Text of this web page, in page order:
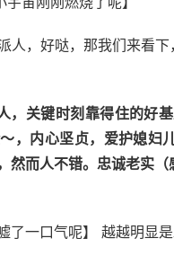
人，好哒，那我们来看
，关键时刻靠得住的好
，内心坚贞，爱护媳妇
然而人不错。忠诚老实
了一口气呢】 越越明显